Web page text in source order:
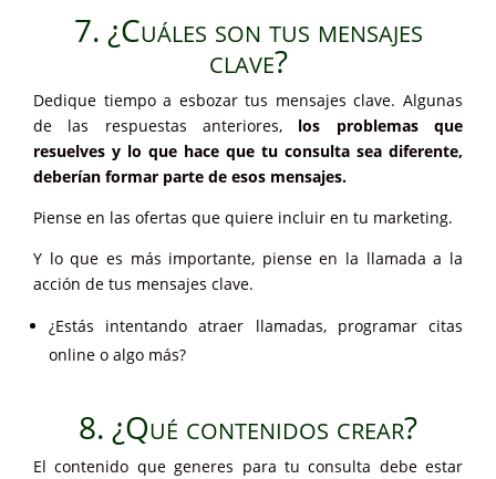
7. ¿Cuáles son tus mensajes
clave?
Dedique tiempo a esbozar tus mensajes clave. Algunas
de las respuestas anteriores, los problemas que
resuelves y lo que hace que tu consulta sea diferente,
deberían formar parte de esos mensajes.
Piense en las ofertas que quiere incluir en tu marketing.
Y lo que es más importante, piense en la llamada a la
acción de tus mensajes clave.
¿Estás intentando atraer llamadas, programar citas
online o algo más?
8. ¿Qué contenidos crear?
El contenido que generes para tu consulta debe estar